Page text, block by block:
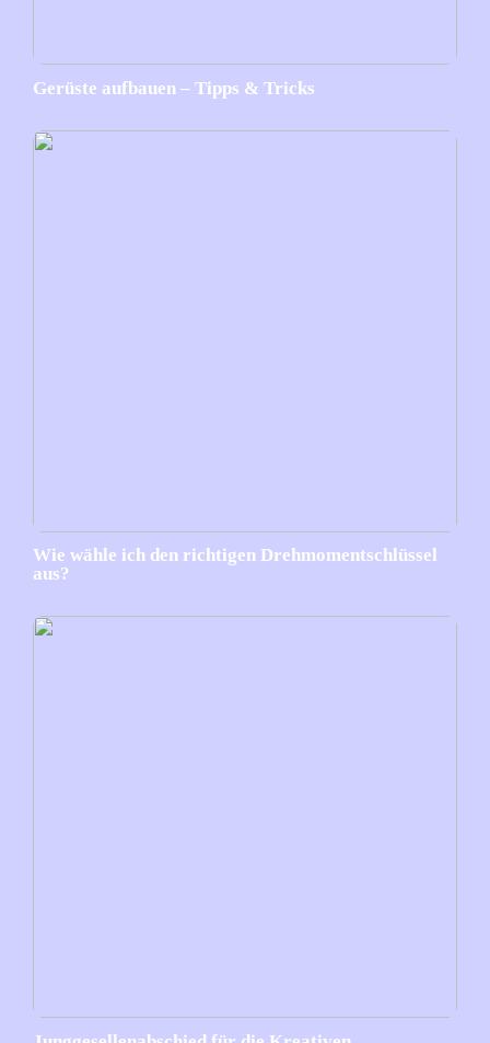
Gerüste aufbauen – Tipps & Tricks
Wie wähle ich den richtigen Drehmomentschlüssel
aus?